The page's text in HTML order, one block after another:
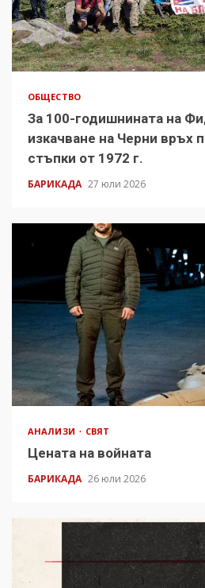
ОБЩЕСТВО
За 100-годишнината на
изкачване на Черни връх
стъпки от 1972 г.
БАРИКАДА 27 юли 2026
АНАЛИЗИ СВЯТ
Цената на войната
БАРИКАДА 26 юли 2026